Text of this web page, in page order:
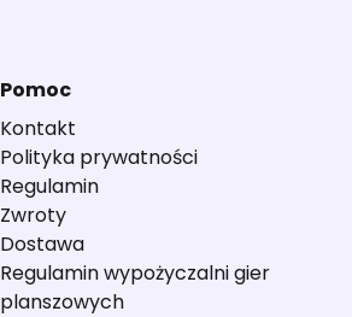
Pomoc
Kontakt
Polityka prywatności
Regulamin
Zwroty
Dostawa
Regulamin wypożyczalni gier
planszowych